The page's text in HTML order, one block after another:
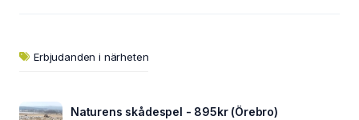
Erbjudanden i närheten
Naturens skådespel - 895kr (Örebro)